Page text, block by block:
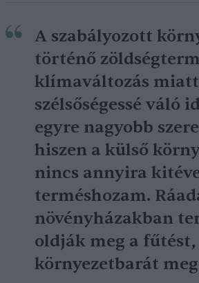
A szabályozott
történő
klímaváltozás miatt
szélsőségessé váló
egyre nagyobb
hiszen a külső
nincs annyira
terméshozam.
növényházakban
oldják meg a
környezetbarát